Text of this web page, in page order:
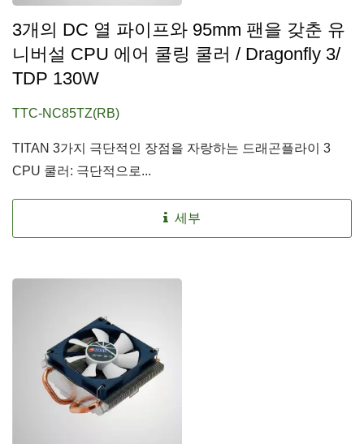
3개의 DC 열 파이프와 95mm 팬을 갖춘 유
니버설 CPU 에어 쿨링 쿨러 / Dragonfly 3/
TDP 130W
TTC-NC85TZ(RB)
TITAN 3가지 극단적인 장점을 자랑하는 드래곤플라이 3
CPU 쿨러: 극단적으로...
세부